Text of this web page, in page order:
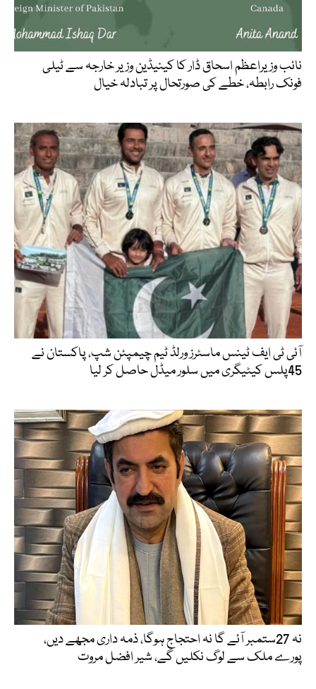
نائب وزیراعظم اسحاق ڈار کا کینیڈین وزیر خارجہ سے ٹیلی
فونک رابطہ، خطے کی صورتحال پر تبادلہ خیال
آئی ٹی ایف ٹینس ماسٹرز ورلڈ ٹیم چیمپئن شپ، پاکستان نے
45پلس کیٹیگری میں سلور میڈل حاصل کر لیا
نہ 27ستمبر آئے گا نہ احتجاج ہوگا، ذمہ داری مجھے دیں،
پورے ملک سے لوگ نکلیں گے، شیر افضل مروت